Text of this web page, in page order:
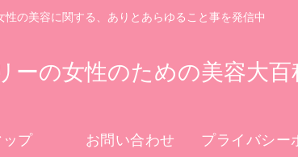
性の美容に関する、ありとあらゆること事を発信中
ーの女性のための美容大百
プ お問い合わせ